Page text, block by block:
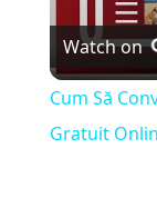
Watch on
Cum Să
Gratuit